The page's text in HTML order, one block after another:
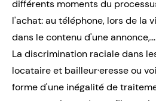
différents moments du
l'achat: au téléphone, lors de la
dans le contenu d'une annonce,...
La discrimination raciale dans
locataire et bailleur·eresse ou
forme d'une inégalité de